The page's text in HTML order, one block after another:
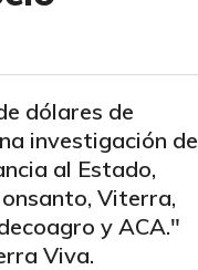
dólares de
investigación de
al Estado,
Viterra,
y ACA."
Viva.